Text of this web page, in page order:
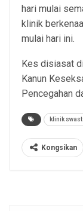
hari mulai
klinik
mulai hari ini.
Kes disiasat
Kanun
Pencegahan
klinik
Kongsikan